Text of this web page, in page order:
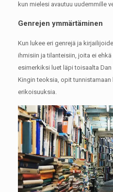
kun mielesi avautuu uudemmille
Genrejen ymmärtäminen
Kun lukee eri genrejä ja
ihmisiin ja tilanteisiin, joita ei
esimerkiksi luet läpi toisaalta
Kingin teoksia, opit tunnistamaan
erikoisuuksia.